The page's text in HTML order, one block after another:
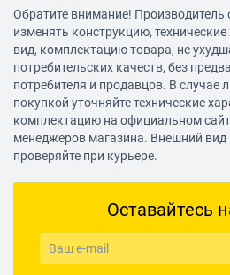
Обратите внимание! Производитель
изменять конструкцию,
вид, комплектацию товара, не
потребительских качеств, без
потребителя и продавцов. В случае
покупкой уточняйте технические
комплектацию на официальном
менеджеров магазина. Внешний
проверяйте при курьере.
Оставайтесь